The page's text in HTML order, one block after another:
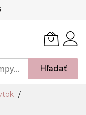
Hľadať